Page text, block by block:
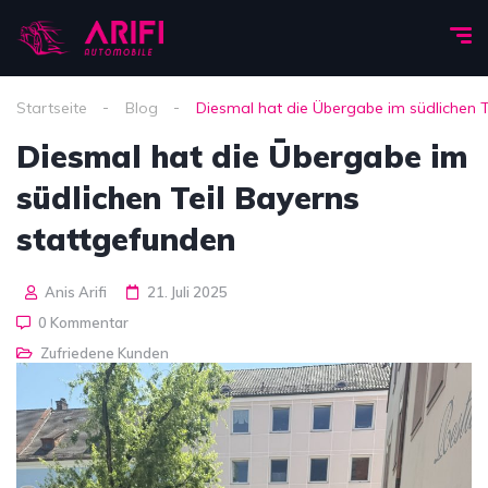
Startseite Blog Diesmal hat die Übergabe im südlichen
Diesmal hat die Übergabe im
südlichen Teil Bayerns
stattgefunden
Anis Arifi
21. Juli 2025
0 Kommentar
Zufriedene Kunden